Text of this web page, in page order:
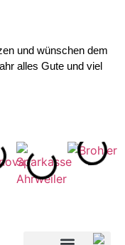
und wünschen dem
alles Gute und viel